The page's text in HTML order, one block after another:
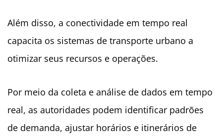
Além disso, a conectividade em tempo real
capacita os sistemas de transporte urbano a
otimizar seus recursos e operações.
Por meio da coleta e análise de dados em tempo
real, as autoridades podem identificar padrões
de demanda, ajustar horários e itinerários de